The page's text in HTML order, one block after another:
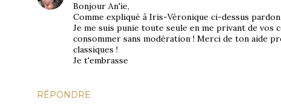
RÉPONDRE
Bonjour An'ie,
Comme expliqué â Iris-Véronique ci-dessus
Je me suis punie toute seule en me privant de vos
consommer sans modération ! Merci de ton aide
classiques !
Je t'embrasse